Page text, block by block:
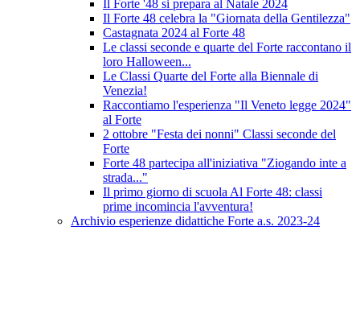
Il Forte '48 si prepara al Natale 2024
Il Forte 48 celebra la "Giornata della Gentilezza"
Castagnata 2024 al Forte 48
Le classi seconde e quarte del Forte raccontano il
loro Halloween...
Le Classi Quarte del Forte alla Biennale di
Venezia!
Raccontiamo l'esperienza "Il Veneto legge 2024"
al Forte
2 ottobre "Festa dei nonni" Classi seconde del
Forte
Forte 48 partecipa all'iniziativa "Ziogando inte a
strada..."
Il primo giorno di scuola Al Forte 48: classi
prime incomincia l'avventura!
Archivio esperienze didattiche Forte a.s. 2023-24